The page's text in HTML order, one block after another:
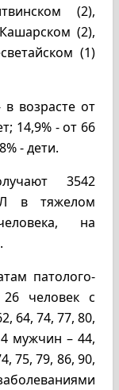
(2),
(2),
(1)
возрасте от
14,9% - от 66
- дети.
3542
в тяжелом
на
патолого-
человек с
64, 74, 77, 80,
мужчин – 44,
75, 79, 86, 90,